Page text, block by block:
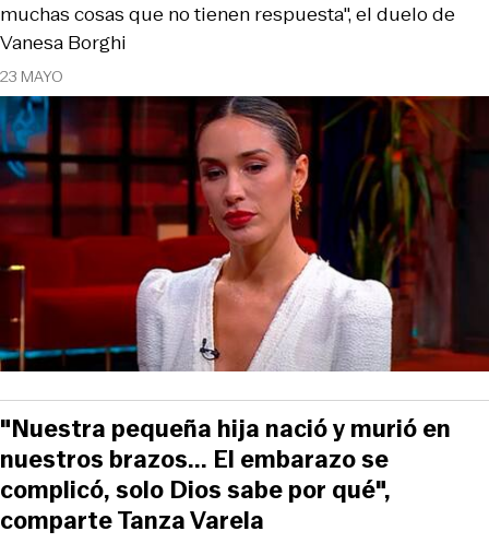
23 MAYO
muchas cosas que no tienen respuesta", el duelo de
Vanesa Borghi
"Nuestra pequeña hija nació y murió en
nuestros brazos... El embarazo se
complicó, solo Dios sabe por qué",
comparte Tanza Varela